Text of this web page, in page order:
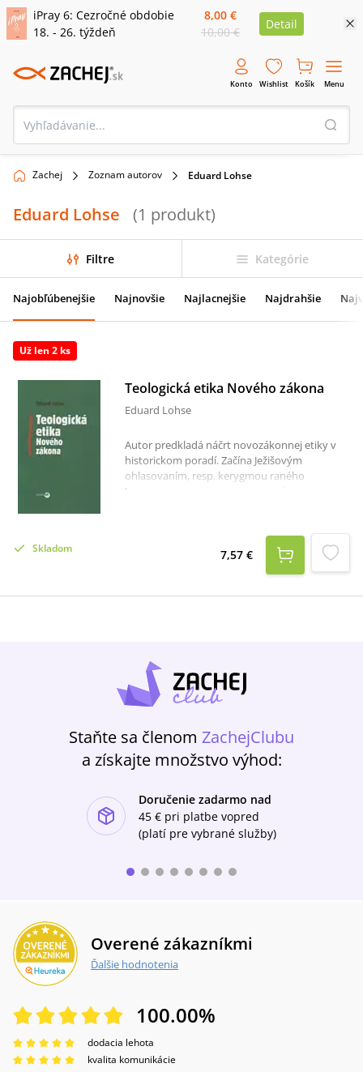
iPray 6: Cezročné obdobie
18. - 26. týždeň
8,00 €
10,00 €
Detail
Konto Wishlist Košík Menu
Zachej Zoznam autorov Eduard Lohse
Eduard Lohse (1 produkt)
Filtre Kategórie
Najobľúbenejšie Najnovšie Najlacnejšie Najdrahšie
Už len 2 ks
Teologická etika Nového zákona
Eduard Lohse
Autor predkladá náčrt novozákonnej etiky v
historickom poradí. Začína Ježišovým
ohlasovaním, resp. kerygmou raného
kresťanstva, potom sa venuje veľkým
spisom. Napokon sa venuje tzv. neskorým
spisom – deuteropavlovským a katolíckym
Skladom 7,57 €
Staňte sa členom ZachejClubu
a získajte množstvo výhod:
Doručenie zadarmo nad
45 € pri platbe vopred
(platí pre vybrané služby)
Overené zákazníkmi
Ďalšie hodnotenia
100.00%
dodacia lehota
kvalita komunikácie